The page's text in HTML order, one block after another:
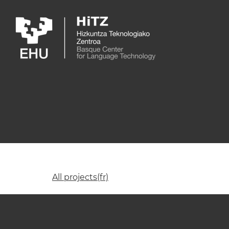
All projects(fr)